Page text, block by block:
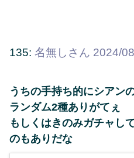
135: 名無しさん 2024/
うちの手持ち的にシアン
ランダム2種ありがてぇ
もしくはきのみガチャし
のもありだな